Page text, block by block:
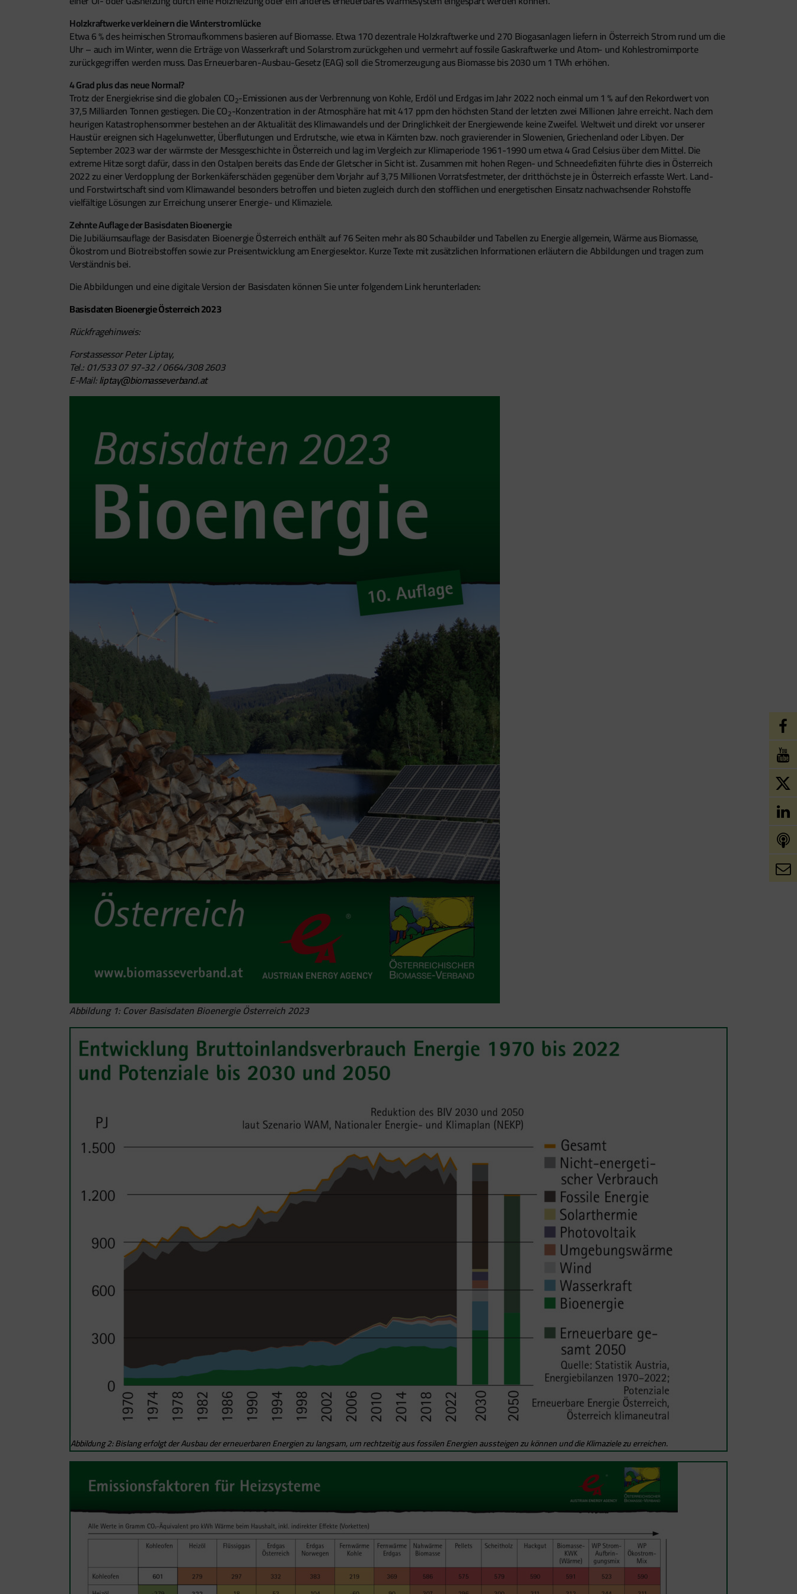
Holzkraftwerke verkleinern die Winterstromlücke
Etwa 6 % des heimischen Stromaufkommens basieren auf Biomasse. Etwa 170 dezentrale Holzkraftwerke und 270 Biogasanlagen liefern in Österreich Strom rund um die
Uhr – auch im Winter, wenn die Erträge von Wasserkraft und Solarstrom zurückgehen und vermehrt auf fossile Gaskraftwerke und Atom- und Kohlestromimporte
zurückgegriffen werden muss. Das Erneuerbaren-Ausbau-Gesetz (EAG) soll die Stromerzeugung aus Biomasse bis 2030 um 1 TWh erhöhen.
4 Grad plus das neue Normal?
Trotz der Energiekrise sind die globalen CO2-Emissionen aus der Verbrennung von Kohle, Erdöl und Erdgas im Jahr 2022 noch einmal um 1 % auf den Rekordwert von
37,5 Milliarden Tonnen gestiegen. Die CO2-Konzentration in der Atmosphäre hat mit 417 ppm den höchsten Stand der letzten zwei Millionen Jahre erreicht. Nach dem
heurigen Katastrophensommer bestehen an der Aktualität des Klimawandels und der Dringlichkeit der Energiewende keine Zweifel. Weltweit und direkt vor unserer
Haustür ereignen sich Hagelunwetter, Überflutungen und Erdrutsche, wie etwa in Kärnten bzw. noch gravierender in Slowenien, Griechenland oder Libyen. Der
September 2023 war der wärmste der Messgeschichte in Österreich und lag im Vergleich zur Klimaperiode 1961-1990 um etwa 4 Grad Celsius über dem Mittel. Die
extreme Hitze sorgt dafür, dass in den Ostalpen bereits das Ende der Gletscher in Sicht ist. Zusammen mit hohen Regen- und Schneedefiziten führte dies in Österreich
2022 zu einer Verdopplung der Borkenkäferschäden gegenüber dem Vorjahr auf 3,75 Millionen Vorratsfestmeter, der dritthöchste je in Österreich erfasste Wert. Land-
und Forstwirtschaft sind vom Klimawandel besonders betroffen und bieten zugleich durch den stofflichen und energetischen Einsatz nachwachsender Rohstoffe
vielfältige Lösungen zur Erreichung unserer Energie- und Klimaziele.
Zehnte Auflage der Basisdaten Bioenergie
Die Jubiläumsauflage der Basisdaten Bioenergie Österreich enthält auf 76 Seiten mehr als 80 Schaubilder und Tabellen zu Energie allgemein, Wärme aus Biomasse,
Ökostrom und Biotreibstoffen sowie zur Preisentwicklung am Energiesektor. Kurze Texte mit zusätzlichen Informationen erläutern die Abbildungen und tragen zum
Verständnis bei.
Die Abbildungen und eine digitale Version der Basisdaten können Sie unter folgendem Link herunterladen:
Basisdaten Bioenergie Österreich 2023
Rückfragehinweis:
Forstassessor Peter Liptay,
Tel.: 01/533 07 97-32 / 0664/308 2603
E-Mail:liptay@biomasseverband.at
Abbildung 1: Cover Basisdaten Bioenergie Österreich 2023
Abbildung 2: Bislang erfolgt der Ausbau der erneuerbaren Energien zu langsam, um rechtzeitig aus fossilen Energien aussteigen zu können und die Klimaziele zu erreichen.